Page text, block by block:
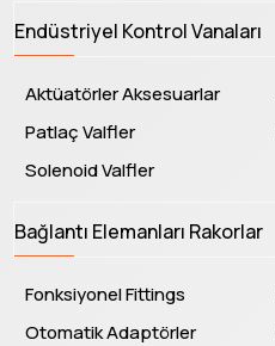
Endüstriyel Kontrol Vanaları
Aktüatörler Aksesuarlar
Patlaç Valfler
Solenoid Valfler
Bağlantı Elemanları Rakorlar
Fonksiyonel Fittings
Otomatik Adaptörler